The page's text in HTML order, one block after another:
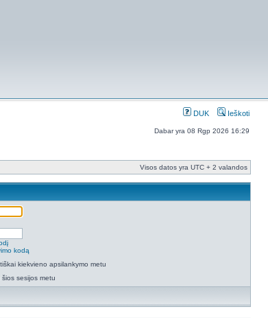
DUK Ieškoti
Dabar yra 08 Rgp 2026 16:29
Visos datos yra UTC + 2 valandos
kodą
kiekvieno apsilankymo metu
sesijos metu